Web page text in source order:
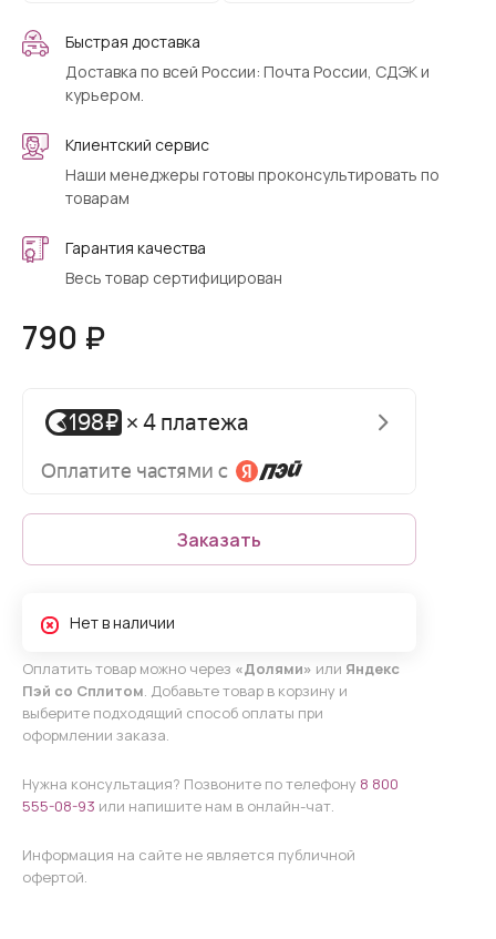
Быстрая доставка
Доставка по всей России: Почта России, СДЭК и
курьером.
Клиентский сервис
Наши менеджеры готовы проконсультировать по
товарам
Гарантия качества
Весь товар сертифицирован
790 ₽
Заказать
Нет в наличии
Оплатить товар можно через «Долями» или Яндекс
Пэй со Сплитом. Добавьте товар в корзину и
выберите подходящий способ оплаты при
оформлении заказа.
Нужна консультация? Позвоните по телефону 8 800
555-08-93 или напишите нам в онлайн-чат.
Информация на сайте не является публичной
офертой.